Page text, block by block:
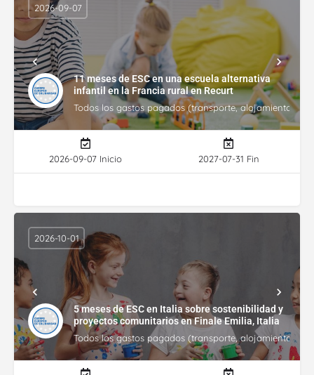
11 meses de ESC en una escuela alternativa
infantil en la Francia rural en Recurt
Todos los gastos pagados (transporte, alojamiento,
2026-09-07
2026-09-07 Inicio 2027-07-31 Fin
5 meses de ESC en Italia sobre sostenibilidad y
proyectos comunitarios en Finale Emilia, Italia
Todos los gastos pagados (transporte, alojamiento,
2026-10-01